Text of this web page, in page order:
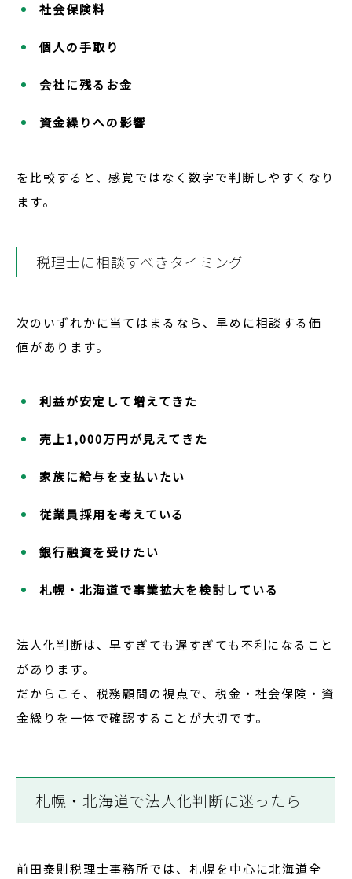
社会保険料
個人の手取り
会社に残るお金
資金繰りへの影響
を比較すると、感覚ではなく数字で判断しやすくなり
ます。
税理士に相談すべきタイミング
次のいずれかに当てはまるなら、早めに相談する価
値があります。
利益が安定して増えてきた
売上1,000万円が見えてきた
家族に給与を支払いたい
従業員採用を考えている
銀行融資を受けたい
札幌・北海道で事業拡大を検討している
法人化判断は、早すぎても遅すぎても不利になること
があります。
だからこそ、税務顧問の視点で、税金・社会保険・資
金繰りを一体で確認することが大切です。
札幌・北海道で法人化判断に迷ったら
前田泰則税理士事務所では、札幌を中心に北海道全